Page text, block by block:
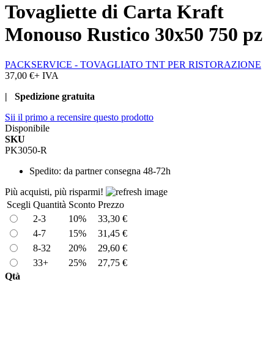
Tovagliette di Carta Kraft
Monouso Rustico 30x50 750 pz
PACKSERVICE - TOVAGLIATO TNT PER RISTORAZIONE
37,00 €+ IVA
| Spedizione gratuita
Sii il primo a recensire questo prodotto
Disponibile
SKU
PK3050-R
Spedito: da partner consegna 48-72h
Più acquisti, più risparmi!
Scegli Quantità Sconto Prezzo
2-3
10%
33,30 €
4-7
15%
31,45 €
8-32
20%
29,60 €
33+
25%
27,75 €
Qtà